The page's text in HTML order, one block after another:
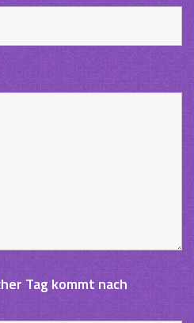
Tag kommt nach